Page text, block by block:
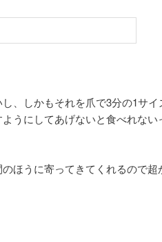
、しかもそれを爪で3分の1サイ
うにしてあげないと食べれない
ほうに寄ってきてくれるので